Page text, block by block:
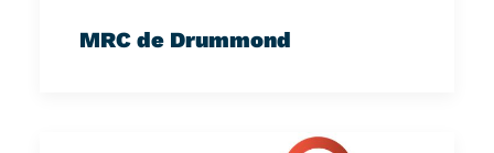
MRC de Drummond